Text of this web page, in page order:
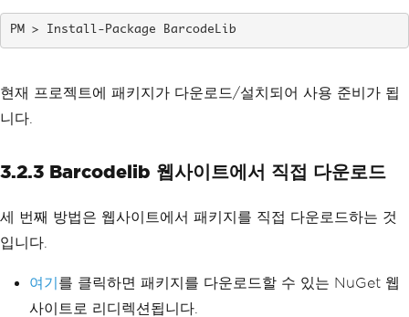
Install-Package BarcodeLib
현재 프로젝트에 패키지가 다운로드/설치되어 사용 준비가 됩
니다.
3.2.3 Barcodelib 웹사이트에서 직접 다운로드
세 번째 방법은 웹사이트에서 패키지를 직접 다운로드하는 것
입니다.
여기 를 클릭하면 패키지를 다운로드할 수 있는 NuGet 웹
사이트로 리디렉션됩니다.